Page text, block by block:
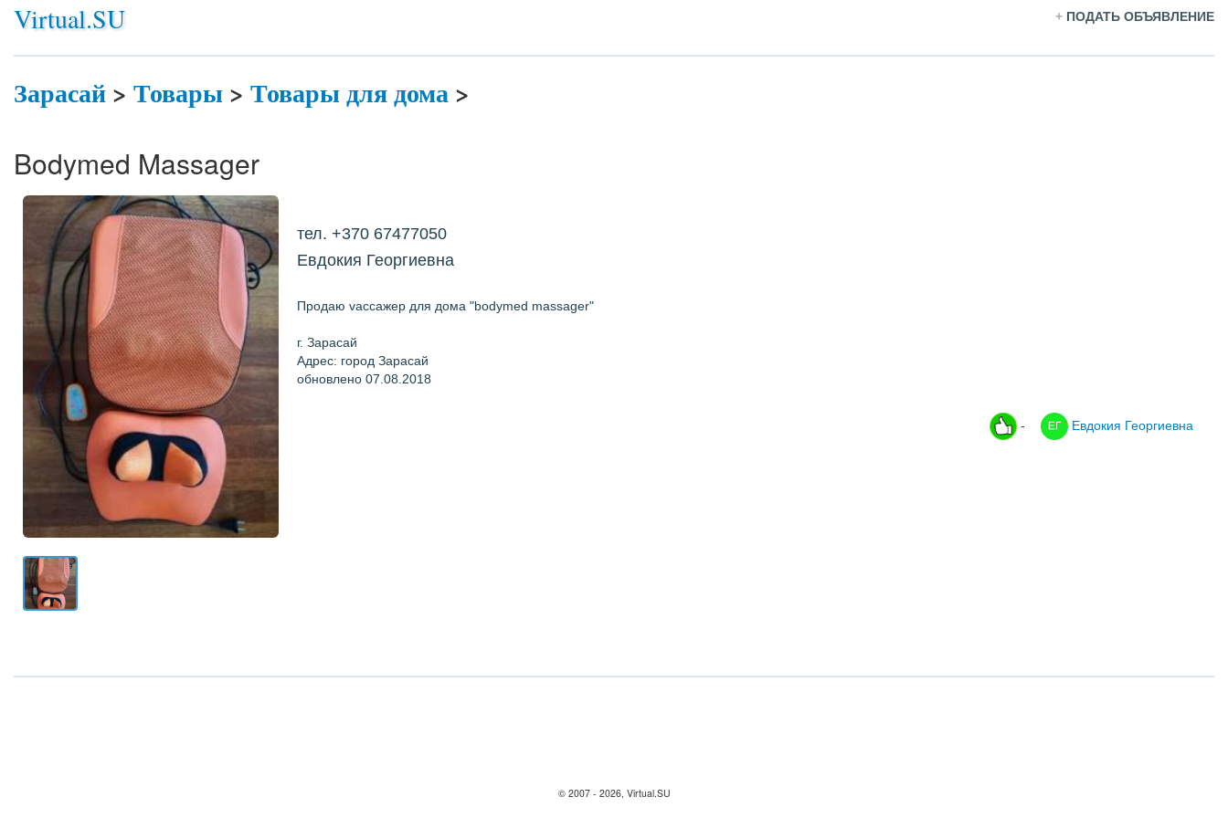
Virtual.SU + ПОДАТЬ ОБЪЯВЛЕНИЕ
Зарасай> Товары> Товары для дома>
Bodymed Massager
тел. +370 67477050
Евдокия Георгиевна
Продаю vассажер для дома "bodymed massager"
г. Зарасай
Адрес: город Зарасай
обновлено 07.08.2018
- Евдокия Георгиевна
© 2007 - 2026, Virtual.SU